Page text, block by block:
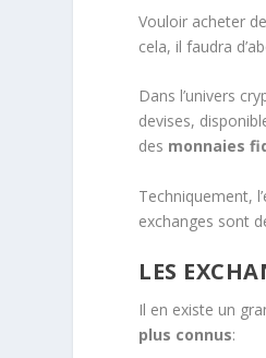
Vouloir acheter
cela, il faudra
Dans l’univers
devises,
des monnaies
Techniquement,
exchanges sont
LES
Il en existe un
plus connus: